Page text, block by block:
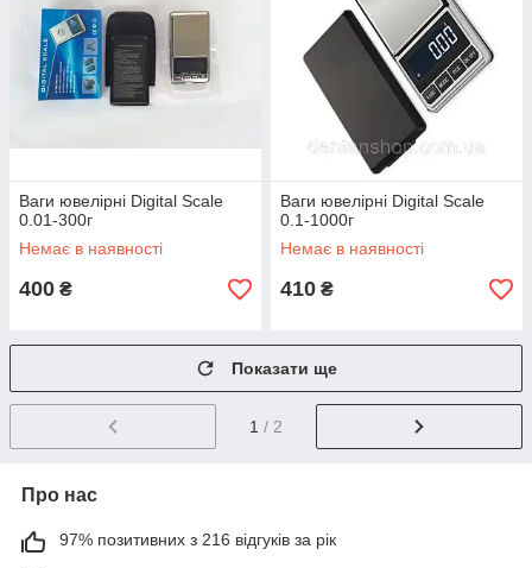
Ваги ювелірні Digital Scale
0.01-300г
Немає в наявності
400 ₴
Ваги ювелірні Digital Scale
0.1-1000г
Немає в наявності
410 ₴
Показати ще
1 / 2
Про нас
97% позитивних з 216 відгуків за рік